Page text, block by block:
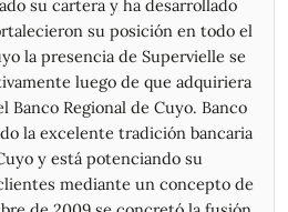
2.500,00
2.386,00
2.494,00 2.344,00 2.356,00
358.447
2.268,00 2.270,00
796.328
2.330,00 2.208,00 2.305,00
644.008
2.204,00 2.211,00
753.430
2.201,00 2.330,00
770.467
2.205,00 2.240,00
764.254
su cartera y ha desarrollado
su posición en todo el
la presencia de Supervielle se
luego de que adquiriera
Banco Regional de Cuyo. Banco
la excelente tradición bancaria
y está potenciando su
mediante un concepto de